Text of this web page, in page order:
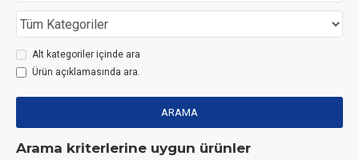
Alt kategoriler içinde ara
Ürün açıklamasında ara.
ARAMA
Arama kriterlerine uygun ürünler